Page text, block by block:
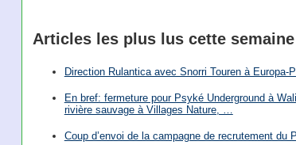
Articles les plus lus cette semaine
Direction Rulantica avec Snorri Touren à Europa-
En bref: fermeture pour Psyké Underground à
rivière sauvage à Villages Nature, …
Coup d’envoi de la campagne de recrutement du